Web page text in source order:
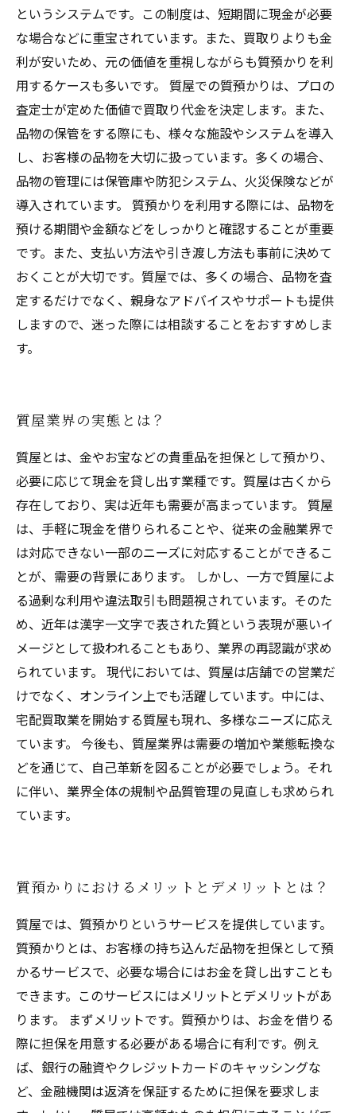
というシステムです。この制度は、短期間に現金が必要
な場合などに重宝されています。また、買取りよりも金
利が安いため、元の価値を重視しながらも質預かりを利
用するケースも多いです。 質屋での質預かりは、プロの
査定士が定めた価値で買取り代金を決定します。また、
品物の保管をする際にも、様々な施設やシステムを導入
し、お客様の品物を大切に扱っています。多くの場合、
品物の管理には保管庫や防犯システム、火災保険などが
導入されています。 質預かりを利用する際には、品物を
預ける期間や金額などをしっかりと確認することが重要
です。また、支払い方法や引き渡し方法も事前に決めて
おくことが大切です。質屋では、多くの場合、品物を査
定するだけでなく、親身なアドバイスやサポートも提供
しますので、迷った際には相談することをおすすめしま
す。
質屋業界の実態とは？
質屋とは、金やお宝などの貴重品を担保として預かり、
必要に応じて現金を貸し出す業種です。質屋は古くから
存在しており、実は近年も需要が高まっています。 質屋
は、手軽に現金を借りられることや、従来の金融業界で
は対応できない一部のニーズに対応することができるこ
とが、需要の背景にあります。 しかし、一方で質屋によ
る過剰な利用や違法取引も問題視されています。そのた
め、近年は漢字一文字で表された質という表現が悪いイ
メージとして扱われることもあり、業界の再認識が求め
られています。 現代においては、質屋は店舗での営業だ
けでなく、オンライン上でも活躍しています。中には、
宅配買取業を開始する質屋も現れ、多様なニーズに応え
ています。 今後も、質屋業界は需要の増加や業態転換な
どを通じて、自己革新を図ることが必要でしょう。それ
に伴い、業界全体の規制や品質管理の見直しも求められ
ています。
質預かりにおけるメリットとデメリットとは？
質屋では、質預かりというサービスを提供しています。
質預かりとは、お客様の持ち込んだ品物を担保として預
かるサービスで、必要な場合にはお金を貸し出すことも
できます。このサービスにはメリットとデメリットがあ
ります。 まずメリットです。質預かりは、お金を借りる
際に担保を用意する必要がある場合に有利です。例え
ば、銀行の融資やクレジットカードのキャッシングな
ど、金融機関は返済を保証するために担保を要求しま